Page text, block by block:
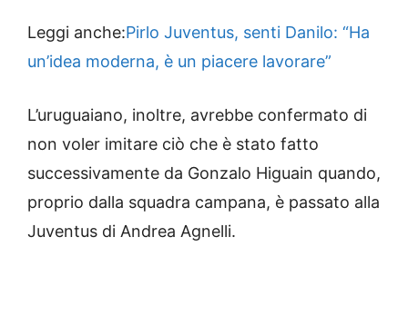
Leggi anche:Pirlo Juventus, senti Danilo: “Ha
un’idea moderna, è un piacere lavorare”
L’uruguaiano, inoltre, avrebbe confermato di
non voler imitare ciò che è stato fatto
successivamente da Gonzalo Higuain quando,
proprio dalla squadra campana, è passato alla
Juventus di Andrea Agnelli.